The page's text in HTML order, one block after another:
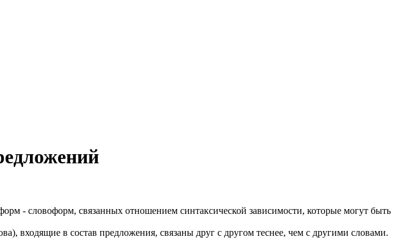
- словоформ, связанных отношением синтаксической зависимости, которые могут быть
входящие в состав предложения, связаны друг с другом теснее, чем с другими словами.